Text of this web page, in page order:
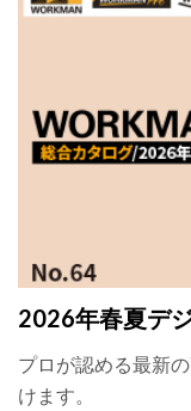
2026年春夏デ
プロが認める最新
けます。